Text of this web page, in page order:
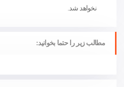
مطالب زیر را حتما بخوانید:
نخواهد شد.